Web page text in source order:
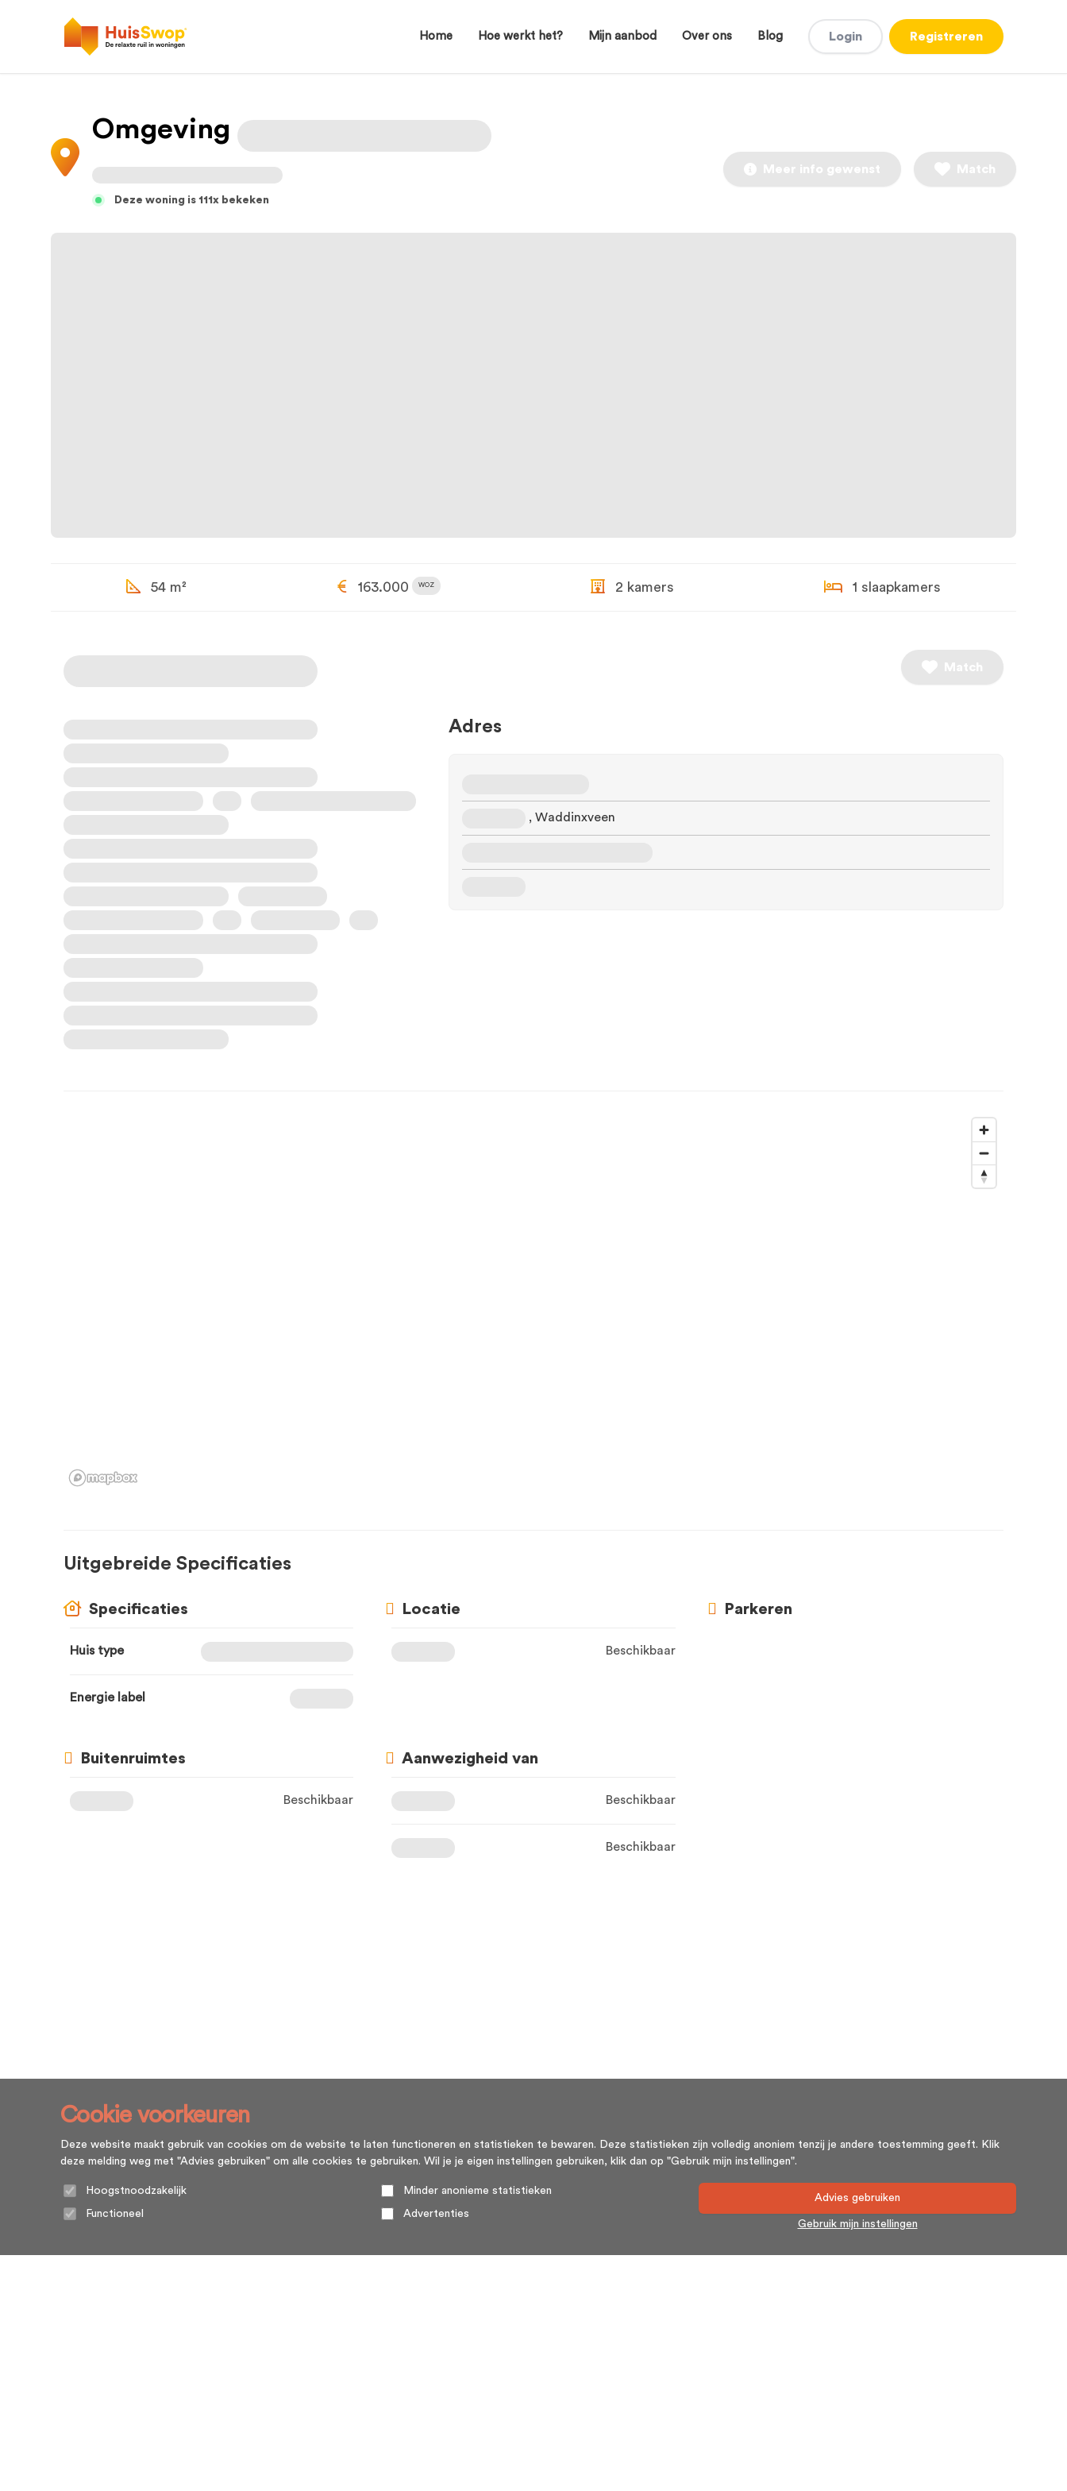
Home Hoe werkt het? Mijn aanbod Over ons Blog Login Registreren
Omgeving
Deze woning is 111x bekeken
Meer info gewenst Match
54 m² 163.000 WOZ 2 kamers 1 slaapkamers
Match
Adres
, Waddinxveen
Uitgebreide Specificaties
Specificaties
Huis type
Energie label
Locatie
Beschikbaar
Parkeren
Buitenruimtes
Beschikbaar
Aanwezigheid van
Beschikbaar
Beschikbaar
Cookie voorkeuren
Deze website maakt gebruik van cookies om de website te laten functioneren en statistieken te bewaren. Deze statistieken zijn volledig anoniem tenzij je andere toestemming geeft. Klik
deze melding weg met "Advies gebruiken" om alle cookies te gebruiken. Wil je je eigen instellingen gebruiken, klik dan op "Gebruik mijn instellingen".
Hoogstnoodzakelijk
Functioneel
Minder anonieme statistieken
Advertenties
Advies gebruiken
Gebruik mijn instellingen